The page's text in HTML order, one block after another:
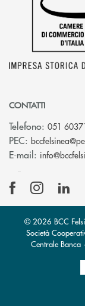
CONTATTI
Telefono: 051
PEC:
E-mail:
© 2026 BCC
Società
Centrale